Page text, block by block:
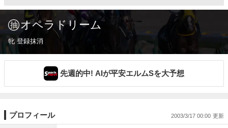
オペラドリーム
牝 登録抹消
先週的中! AIが平安エルムSを大予想
プロフィール 2003/3/17 00:00